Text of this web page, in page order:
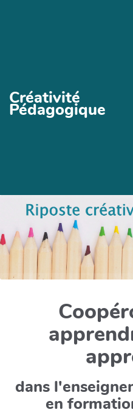
Créativité
Pédagogique
dans
en